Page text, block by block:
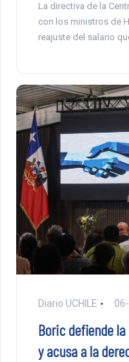
La directiva de la
con los ministros de
reajuste del salario
Diario UCHILE
Boric defiende
y acusa a la